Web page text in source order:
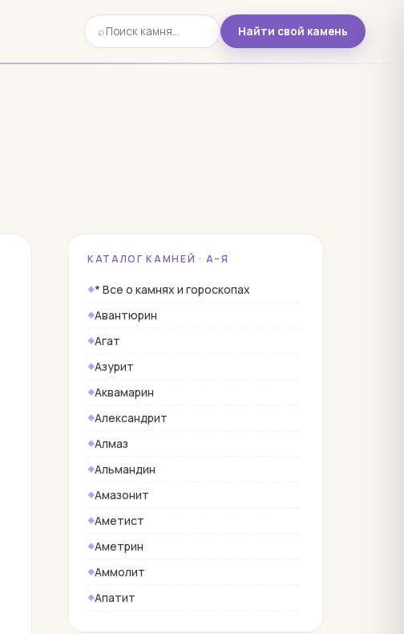
⌕
Поиск
Найти свой камень
КАТАЛОГ КАМНЕЙ · А–Я
* Все о камнях и гороскопах
Авантюрин
Агат
Азурит
Аквамарин
Александрит
Алмаз
Альмандин
Амазонит
Аметист
Аметрин
Аммолит
Апатит